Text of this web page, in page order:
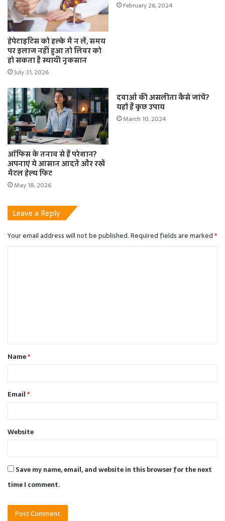
हेपेटाइटिस को हल्के में न लें, समय
पर इलाज नहीं हुआ तो लिवर को
हो सकता है स्थायी नुकसान
July 31, 2026
February 26, 2024
ऑफिस के तनाव से हैं परेशान?
अपनाएं ये आसान आदतें और रखें
मेंटल हेल्थ फिट
May 18, 2026
दवाओं की असलीता कैसे जांचें?
यहाँ हैं कुछ उपाय
March 10, 2024
Leave a Reply
Your email address will not be published.Required fields are marked*
t
*Name*
Email*
Website
Save my name, email, and website in this browser for the next
time I comment.